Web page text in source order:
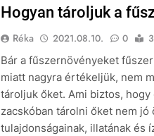
Hogyan tároljuk a
Réka 2021.08.10. 0
Bár a fűszernövényeket
miatt nagyra értékeljük, nem
tároljuk őket. Ami biztos,
zacskóban tárolni őket nem
tulajdonságainak, illatának és